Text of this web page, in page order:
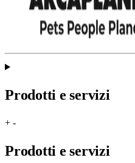
Prodotti e servizi
+ -
Prodotti e servizi